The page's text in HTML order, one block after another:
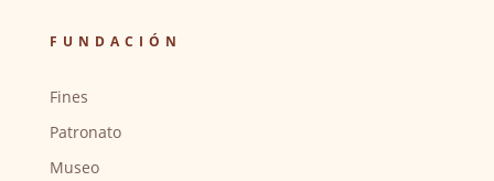
FUNDACIÓN
Fines
Patronato
Museo